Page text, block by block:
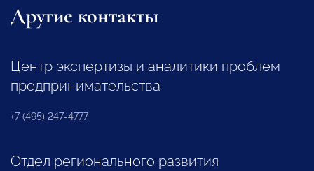
Другие контакты
Центр экспертизы и аналитики проблем
предпринимательства
+7 (495) 247-4777
Отдел регионального развития